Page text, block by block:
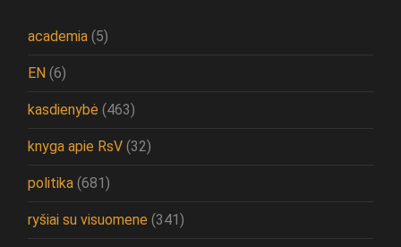
academia (5)
EN (6)
kasdienybė (463)
knyga apie RsV (32)
politika (681)
ryšiai su visuomene (341)